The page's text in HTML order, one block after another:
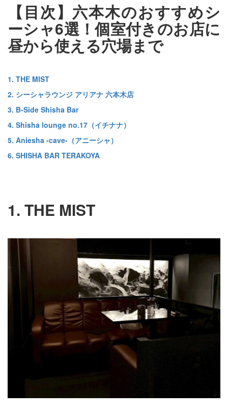
【目次】六本木のおすすめシ
ーシャ6選！個室付きのお店に
昼から使える穴場まで
1. THE MIST
2. シーシャラウンジ アリアナ 六本木店
3. B-Side Shisha Bar
4. Shisha lounge no.17（イチナナ）
5. Aniesha -cave-（アニーシャ）
6. SHISHA BAR TERAKOYA
1. THE MIST